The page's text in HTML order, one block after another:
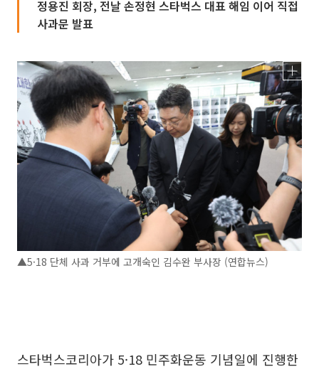
정용진 회장, 전날 손정현 스타벅스 대표 해임 이어 직접
사과문 발표
▲5·18 단체 사과 거부에 고개숙인 김수완 부사장 (연합뉴스)
스타벅스코리아가 5·18 민주화운동 기념일에 진행한